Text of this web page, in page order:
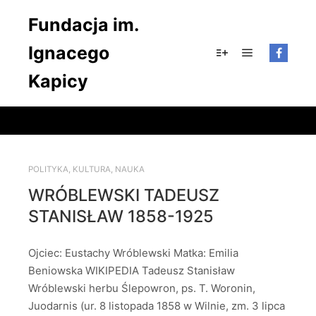
Fundacja im.
Ignacego
Kapicy
POLITYKA, KULTURA, NAUKA
WRÓBLEWSKI TADEUSZ
STANISŁAW 1858-1925
Ojciec: Eustachy Wróblewski Matka: Emilia
Beniowska WIKIPEDIA Tadeusz Stanisław
Wróblewski herbu Ślepowron, ps. T. Woronin,
Juodarnis (ur. 8 listopada 1858 w Wilnie, zm. 3 lipca